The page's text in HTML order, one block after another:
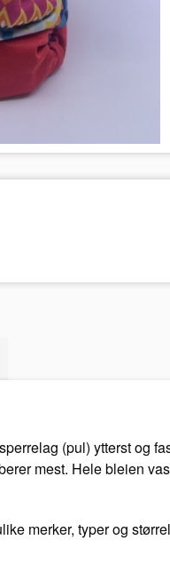
(pul) ytterst og
mest. Hele bleien
merker, typer og